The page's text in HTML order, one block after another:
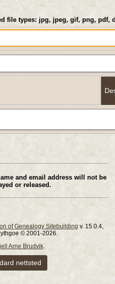
file types: jpg, jpeg, gif, png, pdf,
and email address will not be
or released.
of Genealogy Sitebuilding v. 15.0.4,
© 2001-2026.
Arne Brudvik.
nettsted